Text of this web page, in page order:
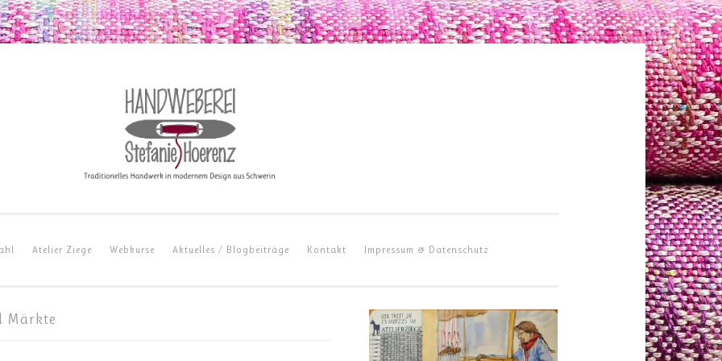
Atelier Ziege Webkurse Aktuelles / Blogbeiträge Kontakt Impressum & Datenschutz
Märkte